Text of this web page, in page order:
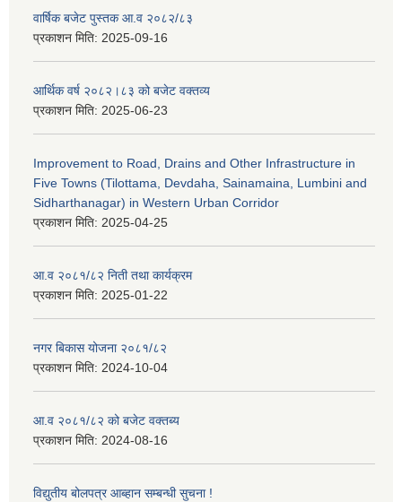
वार्षिक बजेट पुस्तक आ.व २०८२/८३
प्रकाशन मिति: 2025-09-16
आर्थिक वर्ष २०८२।८३ को बजेट वक्तव्य
प्रकाशन मिति: 2025-06-23
Improvement to Road, Drains and Other Infrastructure in
Five Towns (Tilottama, Devdaha, Sainamaina, Lumbini and
Sidharthanagar) in Western Urban Corridor
प्रकाशन मिति: 2025-04-25
आ.व २०८१/८२ निती तथा कार्यक्रम
प्रकाशन मिति: 2025-01-22
नगर बिकास योजना २०८१/८२
प्रकाशन मिति: 2024-10-04
आ.व २०८१/८२ को बजेट वक्तब्य
प्रकाशन मिति: 2024-08-16
विद्युतीय बोलपत्र आब्हान सम्बन्धी सुचना !